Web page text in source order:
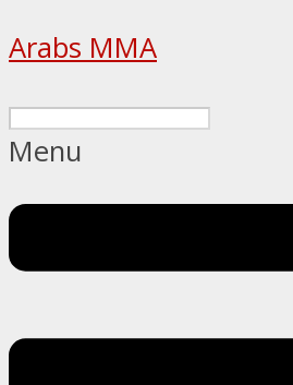
Arabs MMA
Menu